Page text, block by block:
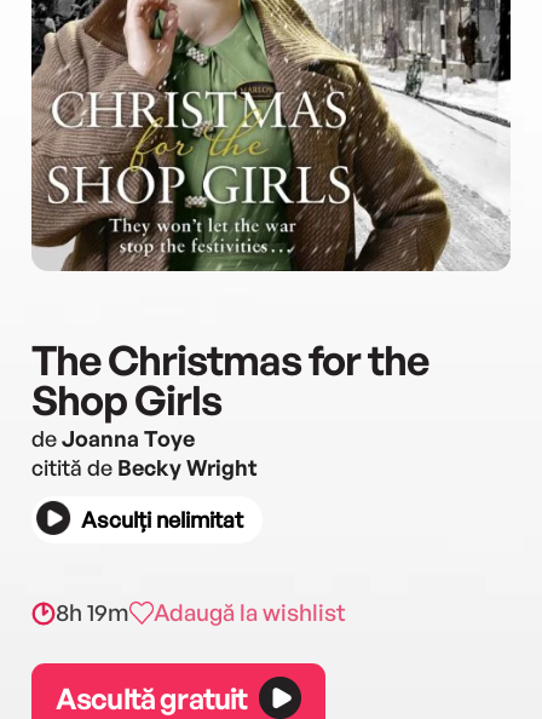
The Christmas for the
Shop Girls
deJoanna Toye
citită de Becky Wright
Asculți nelimitat
8h 19m Adaugă la wishlist
Ascultă gratuit